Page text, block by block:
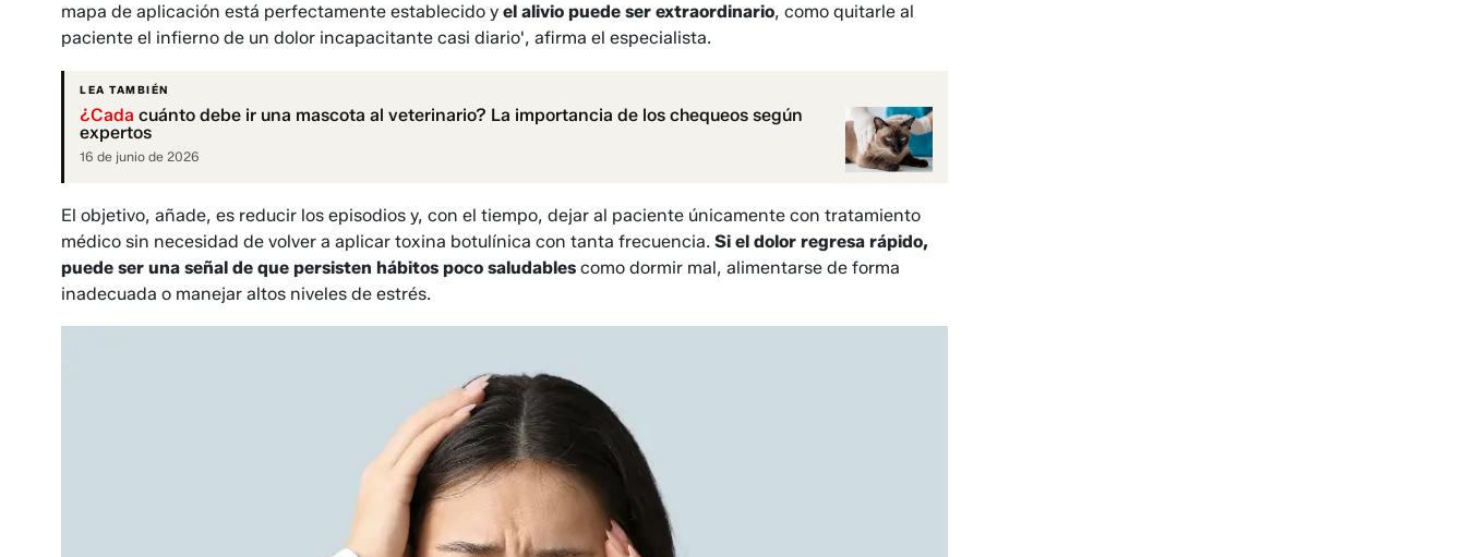
mapa de aplicación está perfectamente establecido y el alivio puede ser extraordinario, como quitarle al
paciente el infierno de un dolor incapacitante casi diario', afirma el especialista.
LEA TAMBIÉN
¿Cada cuánto debe ir una mascota al veterinario? La importancia de los chequeos según
expertos
16 de junio de 2026
El objetivo, añade, es reducir los episodios y, con el tiempo, dejar al paciente únicamente con tratamiento
médico sin necesidad de volver a aplicar toxina botulínica con tanta frecuencia. Si el dolor regresa rápido,
puede ser una señal de que persisten hábitos poco saludables como dormir mal, alimentarse de forma
inadecuada o manejar altos niveles de estrés.